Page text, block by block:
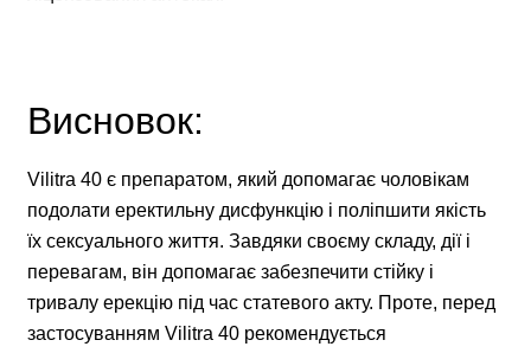
Висновок:
Vilitra 40 є препаратом, який допомагає чоловікам
подолати еректильну дисфункцію і поліпшити якість
їх сексуального життя. Завдяки своєму складу, дії і
перевагам, він допомагає забезпечити стійку і
тривалу ерекцію під час статевого акту. Проте, перед
застосуванням Vilitra 40 рекомендується